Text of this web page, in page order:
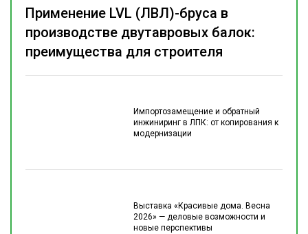
Импортозамещение и обратный
инжиниринг в ЛПК: от копирования к
модернизации
Выставка «Красивые дома. Весна
2026» — деловые возможности и
новые перспективы
Применение LVL (ЛВЛ)-бруса в
производстве двутавровых балок:
преимущества для строителя